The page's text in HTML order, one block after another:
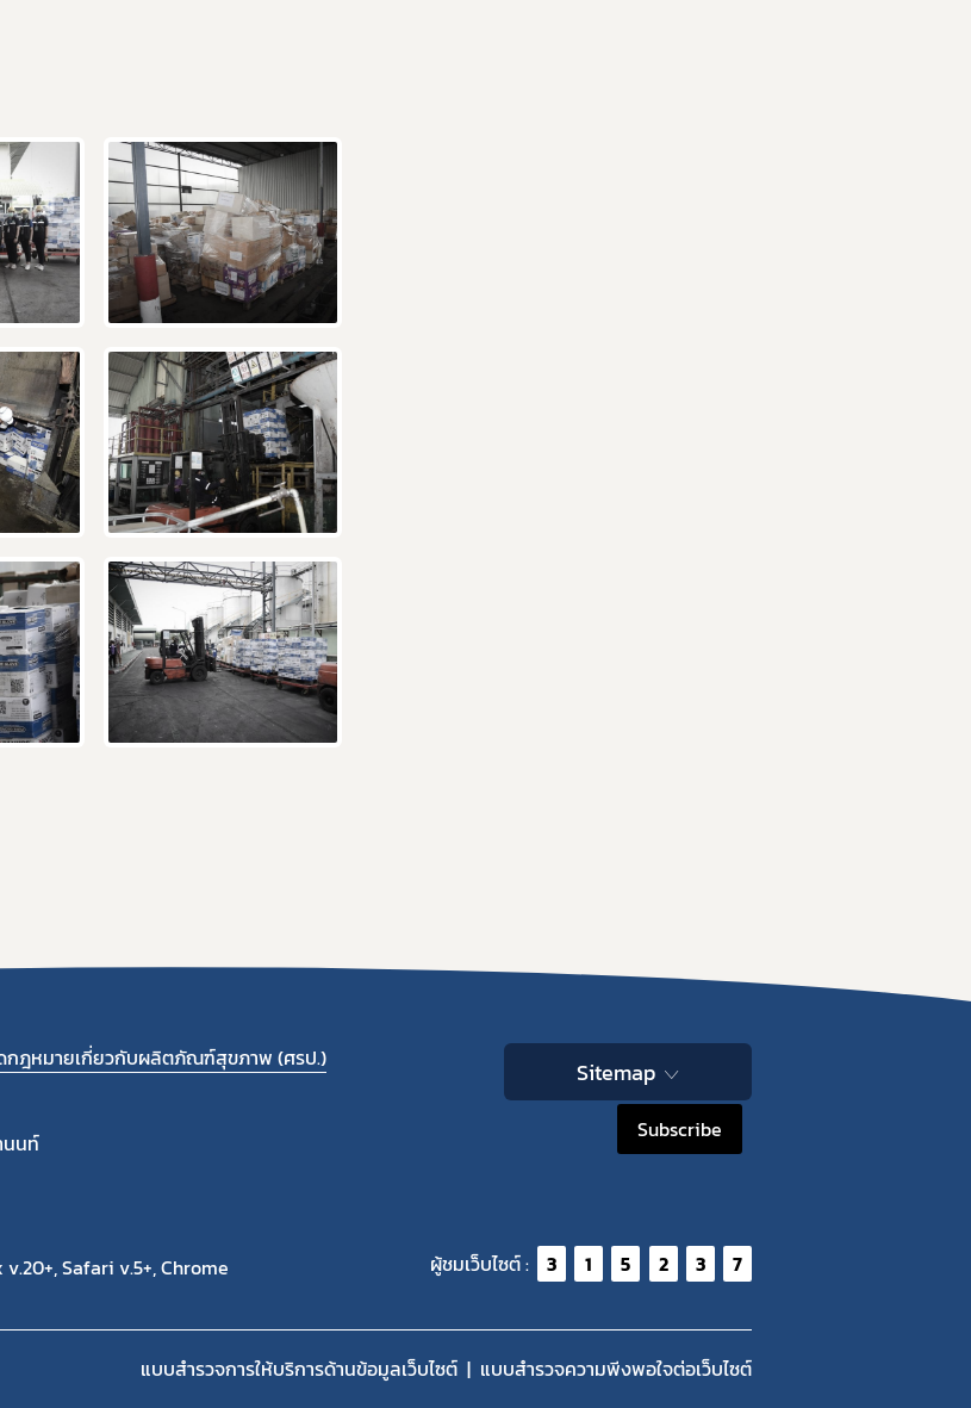
ดกฎหมายเกี่ยวกับผลิตภัณฑ์สุขภาพ (ศรป.)
นนท์
Safari v.5+, Chrome
Sitemap
Subscribe
ผู้ชมเว็บไซต์ : 3 1 5 2 3 7
แบบสำรวจการให้บริการด้านข้อมูลเว็บไซต์ แบบสำรวจความพีงพอใจต่อเว็บไซต์